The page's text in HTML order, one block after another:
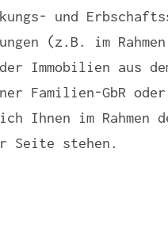
und
(z.B. im
Immobilien aus
Familien-GbR
Ihnen im Rahmen
Seite stehen.